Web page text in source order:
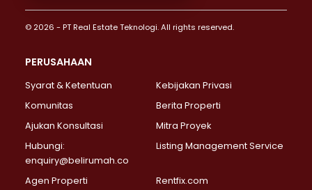
Properti Dijual di Bendungan Hilir >
Properti Dijual di Jakarta Selatan >
Properti Dijual di Lebak Bulus >
Properti Dijual di Gandaria Selatan >
Properti Dijual di Pondok Labu >
Properti Dijual di Lenteng Agung >
Properti Dijual di Senayan >
Properti Dijual di Pondok Pinang >
© 2026 - PT Real Estate Teknologi. All rights reserved.
PERUSAHAAN
Syarat & Ketentuan
Kebijakan Privasi
Komunitas
Berita Properti
Ajukan Konsultasi
Mitra Proyek
Hubungi:
enquiry@belirumah.co
Listing Management Service
Agen Properti Rentfix.com